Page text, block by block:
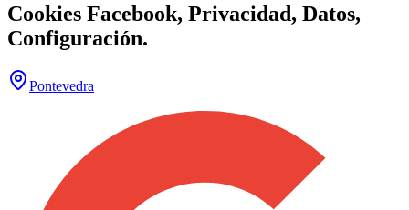
Cookies Facebook, Privacidad, Datos,
Configuración.
Pontevedra